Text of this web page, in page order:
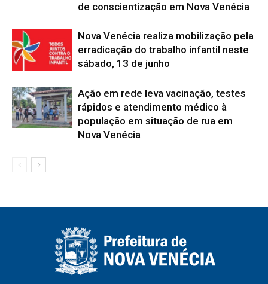
de conscientização em Nova Venécia
Nova Venécia realiza mobilização pela
erradicação do trabalho infantil neste
sábado, 13 de junho
Ação em rede leva vacinação, testes
rápidos e atendimento médico à
população em situação de rua em
Nova Venécia